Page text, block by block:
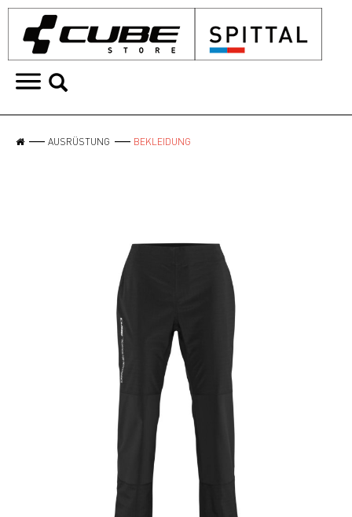
AUSRÜSTUNG BEKLEIDUNG